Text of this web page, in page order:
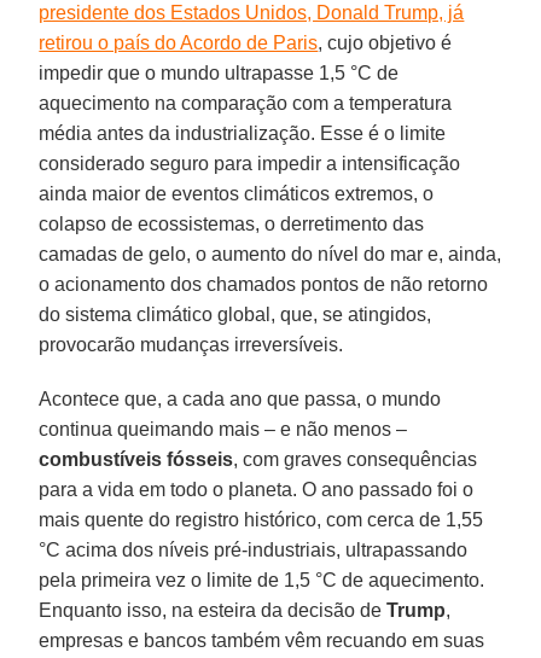
presidente dos Estados Unidos, Donald Trump, já
retirou o país do Acordo de Paris, cujo objetivo é
impedir que o mundo ultrapasse 1,5 °C de
aquecimento na comparação com a temperatura
média antes da industrialização. Esse é o limite
considerado seguro para impedir a intensificação
ainda maior de eventos climáticos extremos, o
colapso de ecossistemas, o derretimento das
camadas de gelo, o aumento do nível do mar e, ainda,
o acionamento dos chamados pontos de não retorno
do sistema climático global, que, se atingidos,
provocarão mudanças irreversíveis.
Acontece que, a cada ano que passa, o mundo
continua queimando mais – e não menos –
combustíveis fósseis, com graves consequências
para a vida em todo o planeta. O ano passado foi o
mais quente do registro histórico, com cerca de 1,55
°C acima dos níveis pré-industriais, ultrapassando
pela primeira vez o limite de 1,5 °C de aquecimento.
Enquanto isso, na esteira da decisão deTrump,
empresas e bancos também vêm recuando em suas